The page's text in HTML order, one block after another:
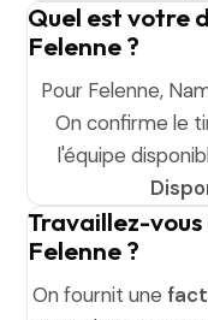
Quel est votre
Felenne ?
Pour Felenne,
On confirme le
l'équipe
Travaillez-vous
Felenne ?
On fournit une